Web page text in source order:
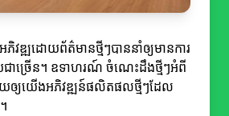
ភិវឌ្ឍដោយព័ត៌មានថ្មីៗបាននាំឲ្យមានការ
ជាច្រើន។ ឧទាហរណ៍ ចំណេះដឹងថ្មីៗអំពី
ជួយឲ្យយើងអភិវឌ្ឍន៍ផលិតផលថ្មីៗដែល